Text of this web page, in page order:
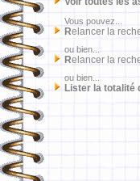
Vous pouvez...
Relancer la
ou bien...
Relancer la
ou bien...
Lister la totalité